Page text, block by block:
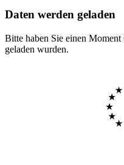
Daten werden geladen
Bitte haben Sie einen
geladen wurden.